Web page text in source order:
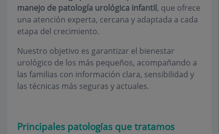
manejo de patología urológica infantil, que ofrece
una atención experta, cercana y adaptada a cada
etapa del crecimiento.
Nuestro objetivo es garantizar el bienestar
urológico de los más pequeños, acompañando a
las familias con información clara, sensibilidad y
las técnicas más seguras y actuales.
Principales patologías que tratamos